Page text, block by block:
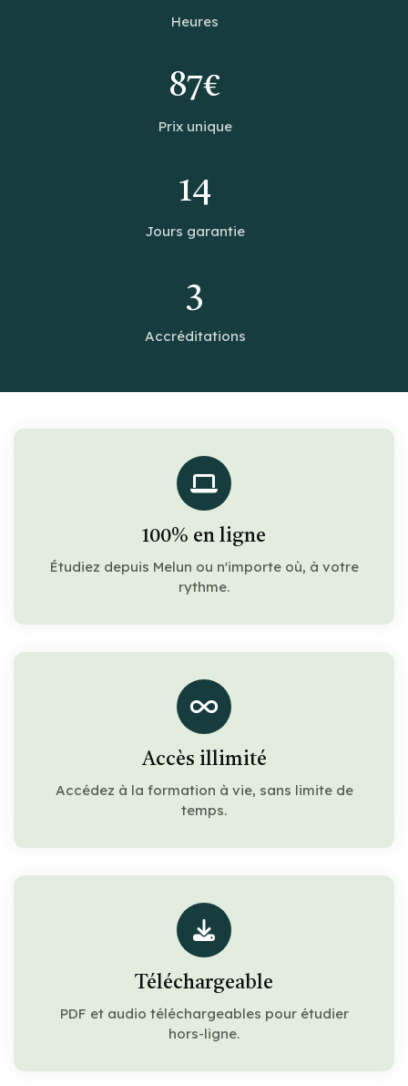
Heures
87€
Prix unique
14
Jours garantie
3
Accréditations
100% en ligne
Étudiez depuis Melun ou n'importe où, à votre
rythme.
Accès illimité
Accédez à la formation à vie, sans limite de
temps.
Téléchargeable
PDF et audio téléchargeables pour étudier
hors-ligne.